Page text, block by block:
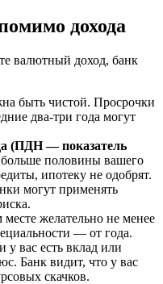
дохода
валютный доход, банк
быть чистой. Просрочки
два-три года могут
(ПДН — показатель
половины вашего
ипотеку не одобрят.
могут применять
желательно не менее
— от года.
у вас есть вклад или
Банк видит, что у вас
скачков.